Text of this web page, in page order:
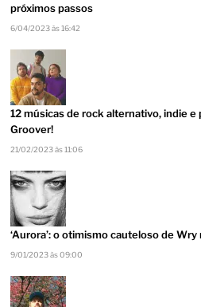
próximos passos
6/04/2023 às 16:42
12 músicas de rock alternativo, indie
Groover!
21/02/2023 às 11:06
‘Aurora’: o otimismo cauteloso de
9/01/2023 às 09:00